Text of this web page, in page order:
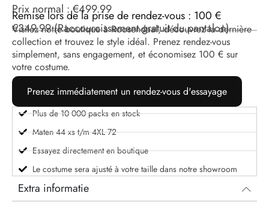
Prix ​​normal :€499.99
Remise lors de la prise de rendez-vous : 100 €
€349.99(Raccourcissement gratuit du pantalon)
Visitez notre boutique à Roosendaal, découvrez la dernière
collection et trouvez le style idéal. Prenez rendez-vous
simplement, sans engagement, et économisez 100 € sur
votre costume.
Prenez immédiatement un rendez-vous d'essayage
Plus de 10 000 packs en stock
Maten 44 xs t/m 4XL 72
Essayez directement en boutique
Le costume sera ajusté à votre taille dans notre showroom
Extra informatie